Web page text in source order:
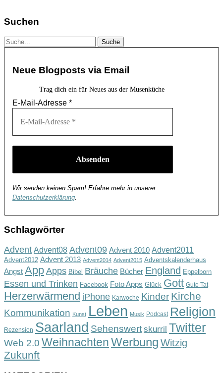
Suchen
Neue Blogposts via Email
Trag dich ein für Neues aus der Musenküche
E-Mail-Adresse *
Wir senden keinen Spam! Erfahre mehr in unserer
Datenschutzerklärung
Schlagwörter
Advent Advent08 Advent09 Advent 2010 Advent2011
Advent2012 Advent 2013 Advent2014 Advent2015 Adventskalenderhaus
Angst App Apps Bibel Bräuche Bücher England Eppelborn
Essen und Trinken Facebook Foto Apps Glück Gott Gute Tat
Herzerwärmend iPhone Karwoche Kinder Kirche
Kommunikation Kunst Leben Musik Podcast Religion
Rezension Saarland Sehenswert skurril Twitter
Web 2.0 WeihnachtenWerbung Witzig
Zukunft